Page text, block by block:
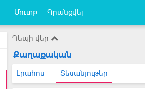
Մուտք Գրանցվել
Դեպի վեր
Քաղաքական
Լրահոս Տեսանյութեր